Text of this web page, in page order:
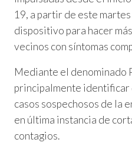
19, a partir de este
dispositivo para hacer
vecinos con síntomas
Mediante el denominado
principalmente identificar
casos sospechosos de la
en última instancia de
contagios.